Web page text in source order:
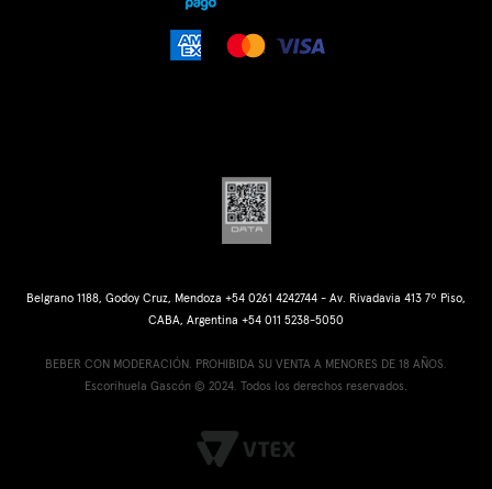
Belgrano 1188, Godoy Cruz, Mendoza +54 0261 4242744 - Av. Rivadavia 413 7º Piso,
CABA, Argentina +54 011 5238-5050
BEBER CON MODERACIÓN. PROHIBIDA SU VENTA A MENORES DE 18 AÑOS.
Escorihuela Gascón © 2024. Todos los derechos reservados.